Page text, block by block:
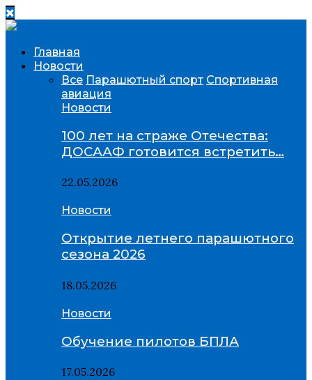
Главная
Новости
Все Парашютный спорт Спортивная
авиация
Новости
100 лет на страже Отечества:
ДОСААФ готовится встретить…
22.05.2026
Новости
Открытие летнего парашютного
сезона 2026
18.05.2026
Новости
Обучение пилотов БПЛА
17.05.2026